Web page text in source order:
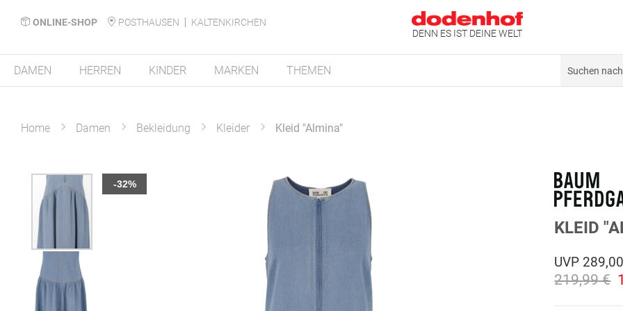
ONLINE-SHOP POSTHAUSEN
KALTENKIRCHEN
DENN ES IST DEINE WELT
DAMEN HERREN KINDER MARKEN THEMEN
Home Damen Bekleidung Kleider Kleid "Almina"
Zum
Ende
der
Bildergalerie
springen
-32%
KLEID
UVP
219,99 €